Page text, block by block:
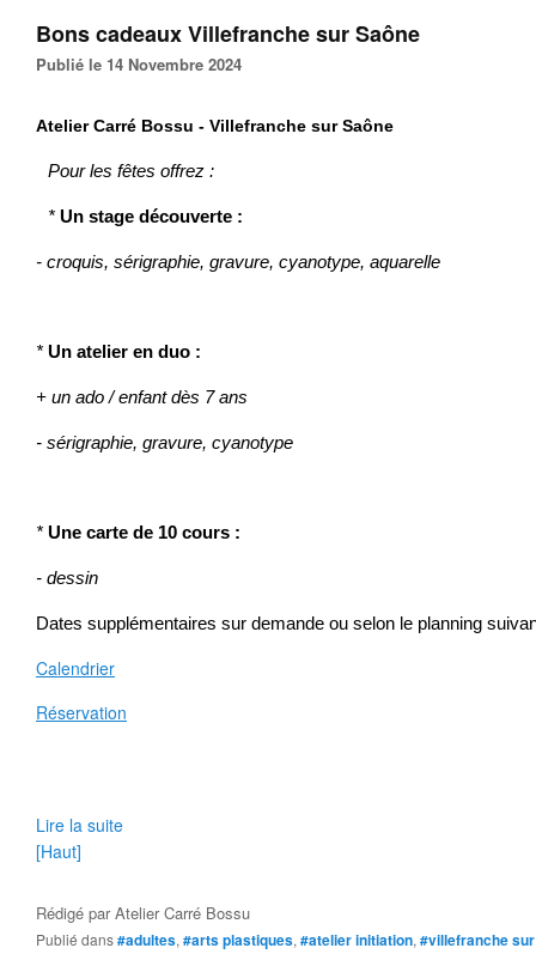
Bons cadeaux Villefranche sur Saône
Publié le 14 Novembre 2024
Atelier Carré Bossu - Villefranche sur Saône
Pour les fêtes offrez :
* Un stage découverte :
- croquis, sérigraphie, gravure, cyanotype, aquarelle
* Un atelier en duo :
+ un ado /enfant dès 7 ans
- sérigraphie, gravure, cyanotype
* Une carte de 10 cours :
- dessin
Dates supplémentaires sur demande ou selon le planning
Calendrier
Réservation
Lire la suite
[Haut]
Rédigé parAtelier Carré Bossu
Publié dans#adultes, #arts plastiques, #atelier initiation, #villefranche